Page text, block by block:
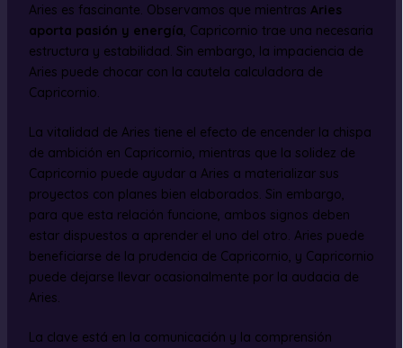
Aries es fascinante. Observamos que mientras Aries
aporta pasión y energía , Capricornio trae una necesaria
estructura y estabilidad. Sin embargo, la impaciencia de
Aries puede chocar con la cautela calculadora de
Capricornio.
La vitalidad de Aries tiene el efecto de encender la chispa
de ambición en Capricornio, mientras que la solidez de
Capricornio puede ayudar a Aries a materializar sus
proyectos con planes bien elaborados. Sin embargo,
para que esta relación funcione, ambos signos deben
estar dispuestos a aprender el uno del otro. Aries puede
beneficiarse de la prudencia de Capricornio, y Capricornio
puede dejarse llevar ocasionalmente por la audacia de
Aries.
La clave está en la comunicación y la comprensión